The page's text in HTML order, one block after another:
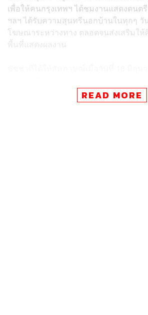
เพื่อให้คนกรุงเทพฯ ได้ชมงานแสดงดนต
ฯลฯ ได้รับความสุนทรีนอกบ้านในทุกๆ วั
โฆษณาระหว่างทาง ตลอดจนส่งเสริมใ
พื้นที่แสดงผลงาน
กองทัพบก เพื่อกระจายงานดนตรีไปยังพื้
เฉพาะในเมือง เพื่อให้ประชาชนไม่ต้องเ
READ MORE